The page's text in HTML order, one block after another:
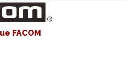
FACOM